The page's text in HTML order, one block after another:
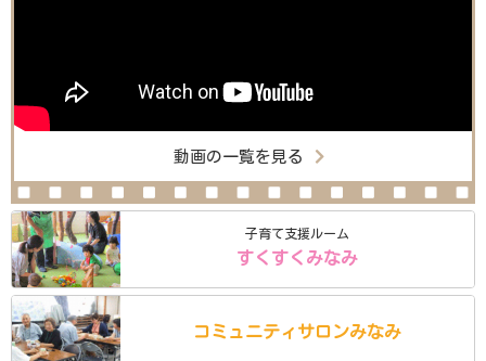
動画の一覧を見る
子育て支援ルーム
すくすくみなみ
コミュニティ サロンみなみ